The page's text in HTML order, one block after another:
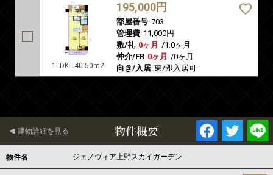
1LDK - 40.50m2
195,000円
部屋番号 703
管理費 11,000円
敷/礼 0ヶ月 /1.0ヶ月
仲介/FR 0ヶ月 /0ヶ月
向き/入居 東/即入居可
物件概要
建物詳細を見る
物件名 ジェノヴィア上野スカイガーデン